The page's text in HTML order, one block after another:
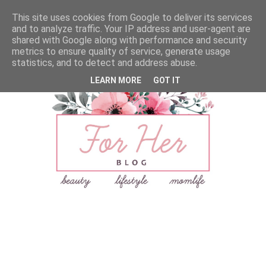
This site uses cookies from Google to deliver its services
and to analyze traffic. Your IP address and user-agent are
shared with Google along with performance and security
metrics to ensure quality of service, generate usage
statistics, and to detect and address abuse.
LEARN MORE GOT IT